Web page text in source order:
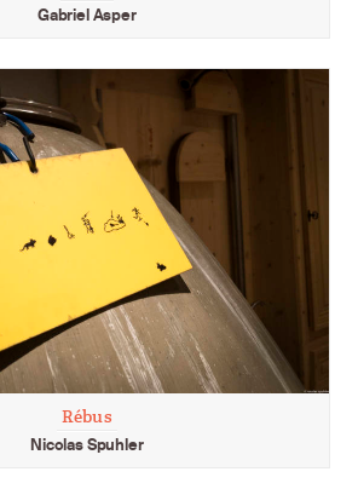
Gabriel Asper
Rébus
Nicolas Spuhler